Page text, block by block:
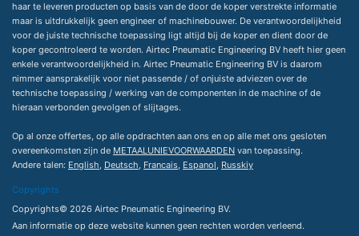
haar te leveren producten op basis van de door de koper verstrekte informatie
maar is uitdrukkelijk geen engineer of machinebouwer. De verantwoordelijkheid
voor de juiste technische toepassing ligt altijd bij de koper en dient door de
koper gecontroleerd te worden. Airtec Pneumatic Engineering BV heeft hier geen
enkele verantwoordelijkheid in. Airtec Pneumatic Engineering BV is daarom
nimmer aansprakelijk voor niet passende / of onjuiste adviezen over de
technische toepassing / werking van de componenten in de machine of de
hieraan verbonden gevolgen of slijtages.
Op al onze offertes, op alle opdrachten aan ons en op alle met ons gesloten
overeenkomsten zijn de METAALUNIEVOORWAARDEN van toepassing.
Andere talen: English, Deutsch, Francais, Espanol, Russkiy
Copyrights
Copyrights© 2026 Airtec Pneumatic Engineering BV.
Aan informatie op deze website kunnen geen rechten worden verleend.